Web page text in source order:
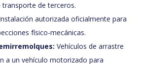
transporte de terceros.
autorizada oficialmente para
físico-mecánicas.
Vehículos de arrastre
a un vehículo motorizado para